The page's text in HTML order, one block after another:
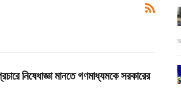
নিষেধাজ্ঞা মানতে গণমাধ্যমকে সরকারের